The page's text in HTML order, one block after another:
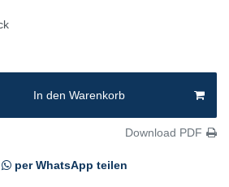
In den Warenkorb
Download PDF
per WhatsApp teilen